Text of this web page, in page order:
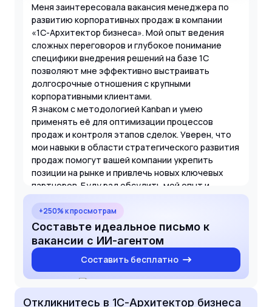
Меня заинтересовала вакансия менеджера по
развитию корпоративных продаж в компании
«1С-Архитектор бизнеса». Мой опыт ведения
сложных переговоров и глубокое понимание
специфики внедрения решений на базе 1С
позволяют мне эффективно выстраивать
долгосрочные отношения с крупными
корпоративными клиентами.
Я знаком с методологией Kanban и умею
применять её для оптимизации процессов
продаж и контроля этапов сделок. Уверен, что
мои навыки в области стратегического развития
продаж помогут вашей компании укрепить
позиции на рынке и привлечь новых ключевых
партнеров. Буду рад обсудить мой опыт и
потенциальный вклад в развитие ваших
корпоративных продаж на собеседовании.
+250% к просмотрам
Составьте идеальное письмо к
вакансии с ИИ-агентом
Составить бесплатно
Откликнитесь в 1С-Архитектор бизнеса